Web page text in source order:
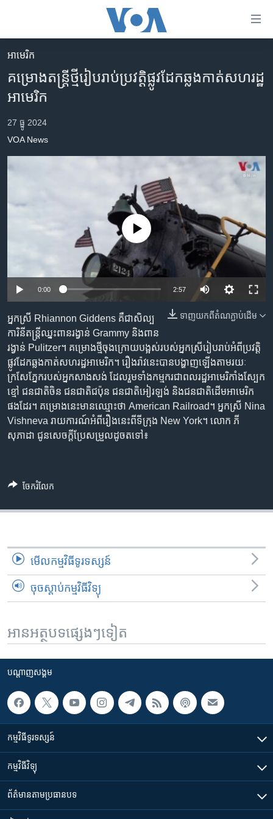
គេហទំព័រ​
រំលង​
និង​
ទៅ​​
ទំព័រ​
ព័ត៌មាន​​
តែ​
រំលង​
សម្ព័ន្ធ​
រំលង​
និង​
ចូល​
ទៅ​
កាន់​
ទំព័រ​
ស្វែង​
រក
អន្តរជាតិ
ចិន
កម្ពុជាច្នៃប្រតិដ្ឋ
Khmer English
បណ្តាញ​សង្គម
ភាសា
អាមេរិក​
គម្រោង​តន្ត្រី​ថ្មី​រៀបរាប់​ប្រវត្តិ​ផ្លូវ​ដែក​ឆ្លងកាត់​សហ​រដ្ឋ​
អាមេរិក
27 ធ្នូ 2024
VOA News
No media source currently available
0:00 2:57
ទាញ​យក​ពី​តំណភ្ជាប់​ដើម
អ្នកស្រី Rhiannon Giddens គឺជា​សិល្ប
ការិនី​តន្ត្រី​ឈ្នះ​ពាន​រង្វាន់ Grammy និង​ពាន​
រង្វាន់ Pulitzer។ គម្រោង​ថ្មី​ចុងក្រោយ​បង្អស់​របស់​អ្នកស្រី​រៀបរាប់​អំពី​ប្រវត្តិ​
ផ្លូវ​ដែក​ឆ្លងកាត់​សហរដ្ឋ​អាមេរិក។ រឿងរ៉ាវ​នេះ​បាន​បង្ហាញ​ឡើង​តាម​រយៈ​
ក្រសែ​ភ្នែក​របស់​អ្នក​សាងសង់​ ដែល​រួម​ទាំង​កម្មករ​ជា​ពលរដ្ឋ​អាមេរិកាំង​ស្បែក​
ខ្មៅ ​ជនជាតិ​ចិន​ ជនជាតិ​ជប៉ុន ​ជនជាតិ​អៀរឡង់ ​និង​ជនជាតិ​ដើម​អាមេរិក​
ផង​ដែរ។ ​គម្រោង​នេះ​មាន​ឈ្មោះ​ថា ​American Railroad។ ​អ្នកស្រី ​Nina
Vishneva ​រាយ​ការណ៍​អំពី​រឿង​នេះ​ពី​ទីក្រុង New York។ លោក ភី
សុភាដា ជូន​សេចក្ដី​ប្រែ​សម្រួល​ដូចតទៅ៖
ចែករំលែក
មើល​កម្មវិធី​ទូរទស្សន៍
ចុចស្តាប់កម្មវិធីវិទ្យុ
អានអត្ថបទផ្សេងៗទៀត
បណ្តាញ​សង្គម
កម្មវិធី​ទូរទស្សន៍
កម្មវិធី​វិទ្យុ
ព័ត៌មាន​តាមប្រធានបទ​